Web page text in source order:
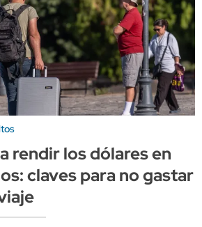
rendir los dólares en
claves para no gastar